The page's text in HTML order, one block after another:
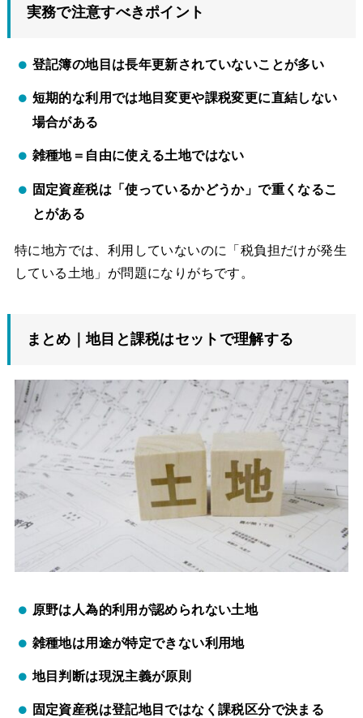
実務で注意すべきポイント
登記簿の地目は長年更新されていないことが多い
短期的な利用では地目変更や課税変更に直結しない
場合がある
雑種地＝自由に使える土地ではない
固定資産税は「使っているかどうか」で重くなるこ
とがある
特に地方では、利用していないのに「税負担だけが発生
している土地」が問題になりがちです。
まとめ｜地目と課税はセットで理解する
原野は人為的利用が認められない土地
雑種地は用途が特定できない利用地
地目判断は現況主義が原則
固定資産税は登記地目ではなく課税区分で決まる